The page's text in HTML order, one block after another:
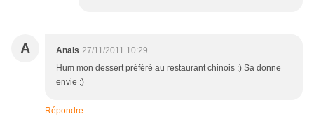
A Anais 27/11/2011 10:29
Hum mon dessert préféré au restaurant chinois :) Sa donne
envie :)
Répondre